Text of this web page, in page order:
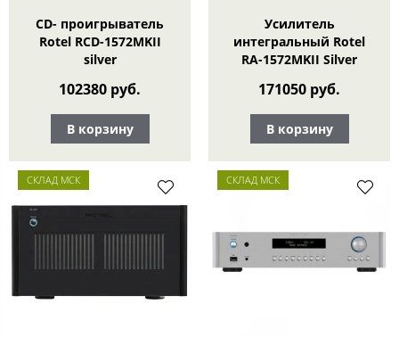
CD- проигрыватель
Rotel RCD-1572MKII
silver
102380 руб.
В корзину
Усилитель
интегральный Rotel
RA-1572MKII Silver
171050 руб.
В корзину
СКЛАД МСК СКЛАД МСК